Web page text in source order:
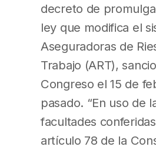
decreto de
ley que modifica el
Aseguradoras de
Trabajo (ART),
Congreso el 15 de
pasado. “En uso de
facultades
artículo 78 de la